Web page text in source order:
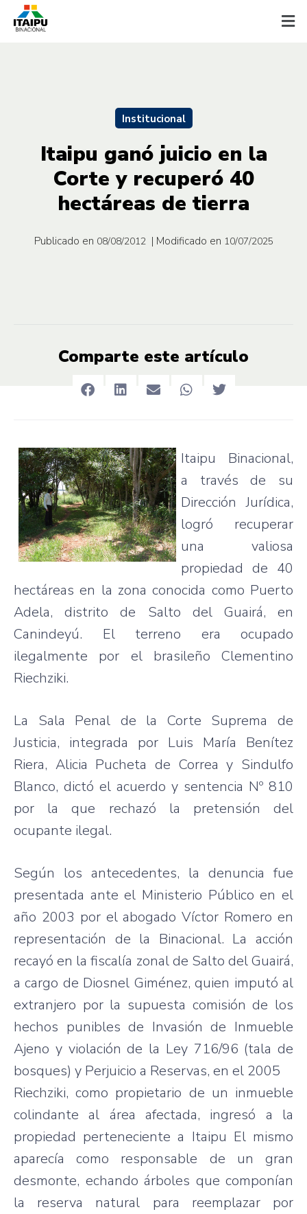
Institucional
Itaipu ganó juicio en la
Corte y recuperó 40
hectáreas de tierra
Publicado en 08/08/2012 | Modificado en 10/07/2025
Comparte este artículo
Itaipu Binacional,
a través de su
Dirección Jurídica,
logró
recuperar
una
valiosa
propiedad de 40
hectáreas en la zona conocida como Puerto
Adela,distrito de Salto del Guairá, en
Canindeyú. El terreno era ocupado
ilegalmente
por el brasileño
Clementino
Riechziki.
La Sala Penal de la Corte Suprema de
Justicia, integrada por Luis María
Benítez
Riera, Alicia Pucheta de Correa y Sindulfo
Blanco, dictó el acuerdo y sentencia Nº 810
por laque rechazó la pretensión del
ocupante ilegal.
Según los antecedentes, la denuncia fue
presentada ante el Ministerio Público en el
año 2003 porelabogado Víctor Romero en
representación de la Binacional. Laacción
recayó en lafiscalía zonal de Salto delGuairá,
a cargo de Diosnel Giménez,quien imputó al
extranjero porla supuesta comisión de los
hechos punibles de Invasión de Inmueble
Ajeno y violación de la Ley716/96 (tala de
bosques) y Perjuicio a Reservas, en el 2005
Riechziki,como propietario de un inmueble
colindante al área afectada, ingresó a la
propiedad perteneciente a Itaipu El mismo
aparecía
como responsable de ungran
desmonte, echando árboles que componían
la reserva natural para reemplazar
por